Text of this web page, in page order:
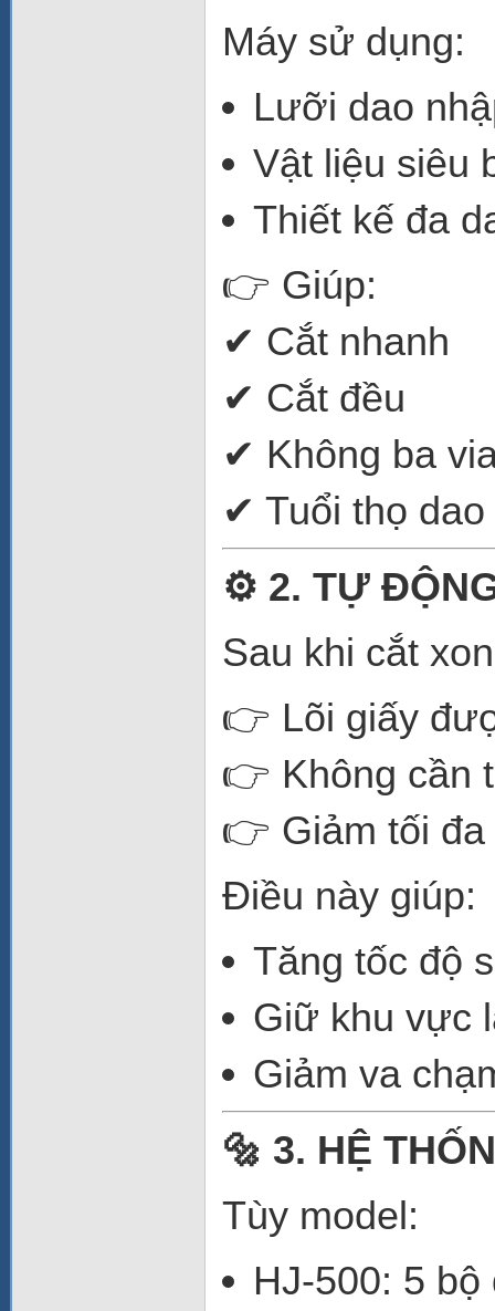
Máy sử dụng:
Lưỡi dao
Vật liệu siêu
Thiết kế đa
👉 Giúp:
✔ Cắt nhanh
✔ Cắt đều
✔ Không ba
✔ Tuổi thọ dao
⚙️ 2. TỰ
Sau khi cắt
👉 Lõi giấy
👉 Không cần
👉 Giảm tối
Điều này giúp:
Tăng tốc độ
Giữ khu vực
Giảm va
🔩 3. HỆ
Tùy model:
HJ-500: 5 bộ